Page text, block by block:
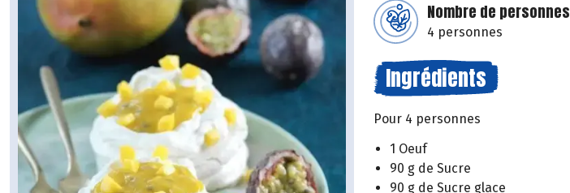
Nombre de personnes
4 personnes
Ingrédients
Pour 4 personnes
1 Oeuf
90 g de Sucre
90 g de Sucre glace